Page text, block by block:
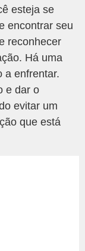
esteja se
encontrar seu
reconhecer
Há uma
a enfrentar.
e dar o
evitar um
que está